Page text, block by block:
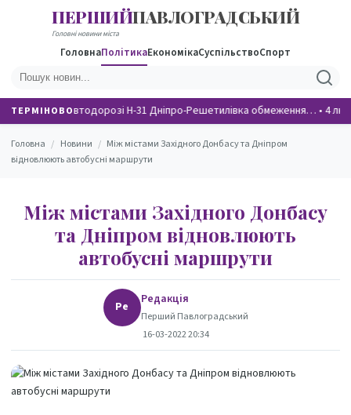
ПЕРШИЙПАВЛОГРАДСЬКИЙ
Головні новини міста
ГоловнаПолітикаЕкономікаСуспільствоСпорт
ТЕРМІНОВОНа автодорозі Н-31 Дніпро-Решетилівка обмеження… • 4
Головна / Новини / Між містами Західного Донбасу та Дніпром
відновлюють автобусні маршрути
Між містами Західного Донбасу
та Дніпром відновлюють
автобусні маршрути
Ре Редакція
Перший Павлоградський
16-03-2022 20:34